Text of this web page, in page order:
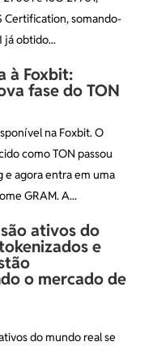
Certification, somando-
já obtido...
à Foxbit:
fase do TON
na Foxbit. O
como TON passou
e agora entra em uma
GRAM. A...
ativos do
e
o mercado de
do mundo real se